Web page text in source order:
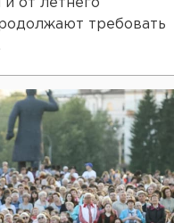
от летнего
требовать